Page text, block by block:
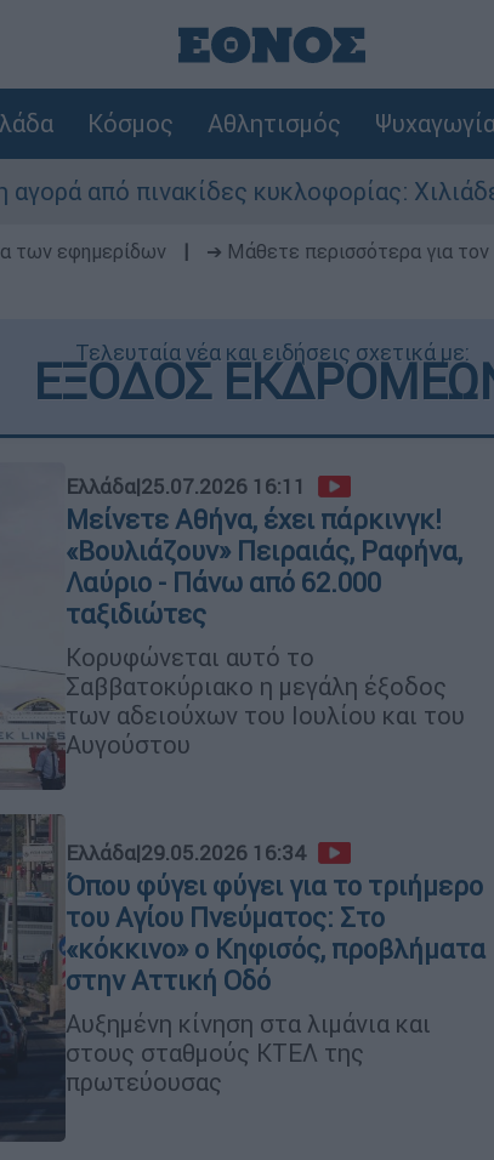
Κόσμος Αθλητισμός
κυκλοφορίας: Χιλιάδες αυτοκίνητα
των εφημερίδων ➔ Μάθετε περισσότερα για τον
Τελευταία νέα και ειδήσεις σχετικά με:
ΕΞΟΔΟΣ
Ελλάδα|25.07.2026 16:11
Μείνετε Αθήνα, έχει πάρκινγκ!
«Βουλιάζουν» Πειραιάς, Ραφήνα,
Λαύριο - Πάνω από 62.000
ταξιδιώτες
Κορυφώνεται αυτό το
Σαββατοκύριακο η μεγάλη έξοδος
των αδειούχων του Ιουλίου και του
Αυγούστου
Ελλάδα|29.05.2026 16:34
Όπου φύγει φύγει για το τριήμερο
του Αγίου Πνεύματος: Στο
«κόκκινο» ο Κηφισός, προβλήματα
στην Αττική Οδό
Αυξημένη κίνηση στα λιμάνια και
στους σταθμούς ΚΤΕΛ της
πρωτεύουσας